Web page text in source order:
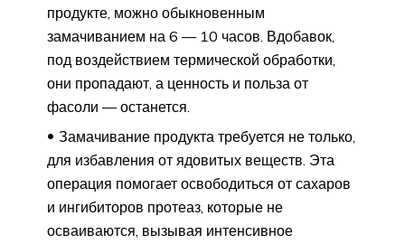
продукте, можно обыкновенным
замачиванием на 6 — 10 часов. Вдобавок,
под воздействием термической обработки,
они пропадают, а ценность и польза от
фасоли — останется.
Замачивание продукта требуется не только,
для избавления от ядовитых веществ. Эта
операция помогает освободиться от сахаров
и ингибиторов протеаз, которые не
осваиваются, вызывая интенсивное